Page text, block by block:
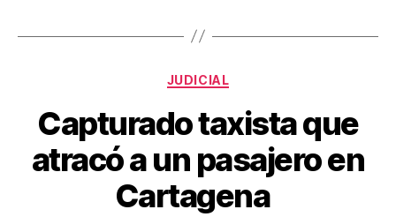
o
tir
Categorías
JUDICIAL
Capturado taxista que
atracó a un pasajero en
Cartagena